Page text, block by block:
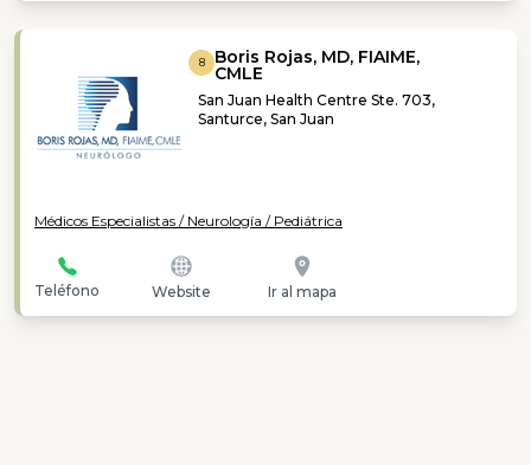
8 Boris Rojas, MD, FIAIME,
CMLE
San Juan Health Centre Ste. 703,
Santurce, San Juan
Médicos Especialistas / Neurología / Pediátrica
Teléfono Website Ir al mapa